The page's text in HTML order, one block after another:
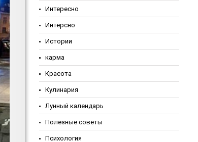
Интересно
Интерсно
Истории
карма
Красота
Кулинария
Лунный календарь
Полезные советы
Психология